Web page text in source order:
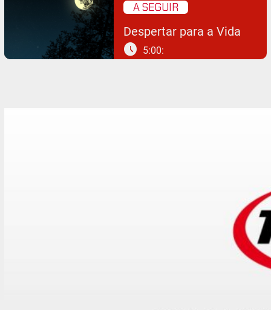
A SEGUIR
Despertar para a Vida
schedule 5:00: